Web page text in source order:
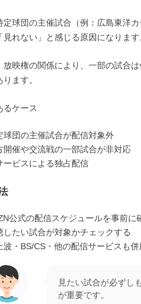
定球団の主催試合（例：広島東洋
見れない」と感じる原因になりま
放映権の関係により、一部の試合
ます。
るケース
球団の主催試合が配信対象外
開催や交流戦の一部試合が非対応
ービスによる独占配信
公式の配信スケジュールを事前に
したい試合が対象かチェックする
波・BS/CS・他の配信サービスも
見たい試合が必ずし
が重要です。